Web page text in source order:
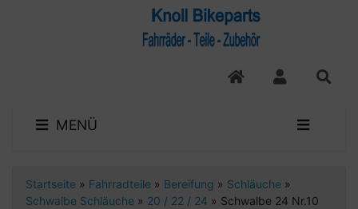
MENÜ
Startseite » Fahrradteile » Bereifung » Schläuche »
Schwalbe Schläuche » 20 / 22 / 24 » Schwalbe 24 Nr.10